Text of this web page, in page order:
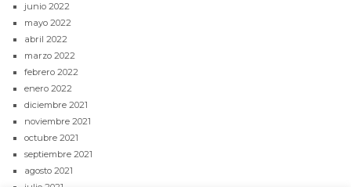
junio 2022
mayo 2022
abril 2022
marzo 2022
febrero 2022
enero 2022
diciembre 2021
noviembre 2021
octubre 2021
septiembre 2021
agosto 2021